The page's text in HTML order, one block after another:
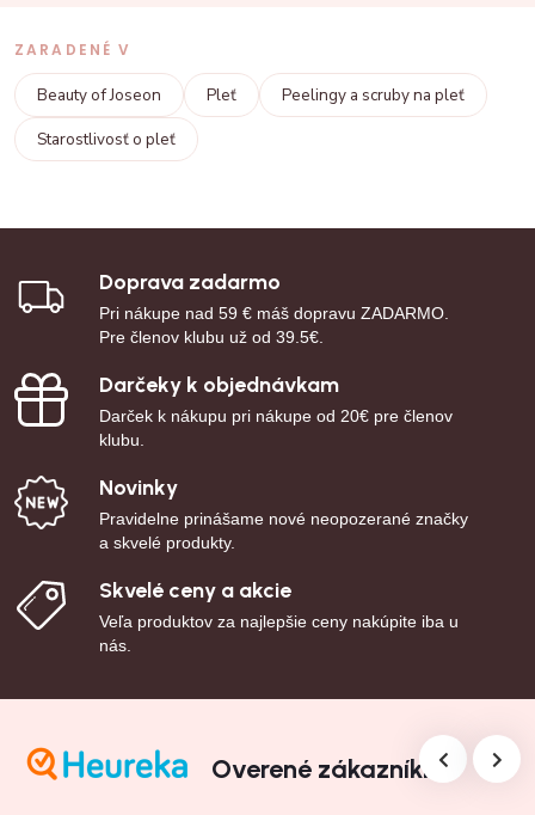
ZARADENÉ V
Beauty of Joseon Pleť
Peelingy a scruby na pleť
Starostlivosť o pleť
Doprava zadarmo
Pri nákupe nad 59 € máš dopravu ZADARMO.
Pre členov klubu už od 39.5€.
Darčeky k objednávkam
Darček k nákupu pri nákupe od 20€ pre členov
klubu.
Novinky
Pravidelne prinášame nové neopozerané značky
a skvelé produkty.
Skvelé ceny a akcie
Veľa produktov za najlepšie ceny nakúpite iba u
nás.
Overené zákazníkmi